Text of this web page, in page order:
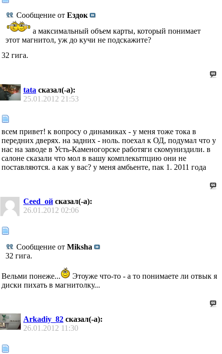
Сообщение от Ездок
а максимальный объем карты, который понимает
этот магнитол, уж до кучи не подскажите?
32 гига.
tata сказал(-а):
25.01.2012 21:53
всем привет! к вопросу о динамиках - у меня тоже тока в
передних дверях. на задних - ноль. поехал к ОД, подумал что у
нас на заводе в Усть-Каменогорске работяги скомуниздили. в
салоне сказали что мол в вашу комплекьтпцию они не
поставляются. а как у вас? у меня амбьенте, пак 1. 2011 года
Ceed_ой сказал(-а):
26.01.2012 02:06
Сообщение от Miksha
32 гига.
Вельми понеже...
Этоуже что-то - а то понимаете ли отвык я
диски пихать в магнитолку...
Arkadiy_82 сказал(-а):
26.01.2012 11:30